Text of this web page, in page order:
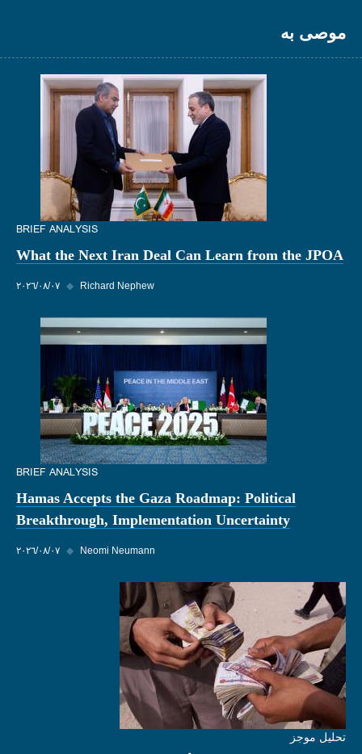
موصى به
BRIEF ANALYSIS
What the Next Iran Deal Can Learn from the JPOA
٠٧‏/٠٨‏/٢٠٢٦ ◆ Richard Nephew
BRIEF ANALYSIS
Hamas Accepts the Gaza Roadmap: Political
Breakthrough, Implementation Uncertainty
٠٧‏/٠٨‏/٢٠٢٦ ◆ Neomi Neumann
تحليل موجز